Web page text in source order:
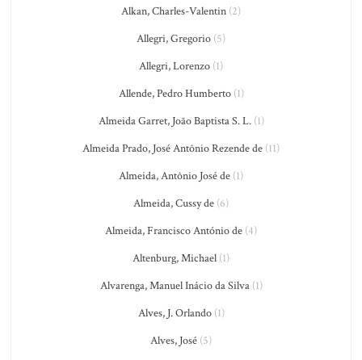
Alkan, Charles-Valentin (2)
Allegri, Gregorio (5)
Allegri, Lorenzo (1)
Allende, Pedro Humberto(1)
Almeida Garret, João Baptista S. L.(1)
Almeida Prado, José Antônio Rezende de (11)
Almeida, Antônio José de (1)
Almeida, Cussy de (6)
Almeida, Francisco António de (4)
Altenburg, Michael (1)
Alvarenga, Manuel Inácio da Silva(1)
Alves, J. Orlando(1)
Alves, José (5)